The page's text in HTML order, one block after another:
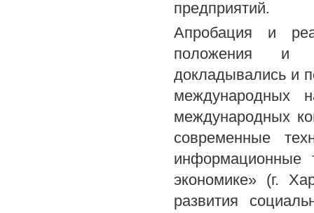
предприятий.
Апробация и
положения и
докладывались и
международных
международных
современные
информационные
экономике» (г.
развития